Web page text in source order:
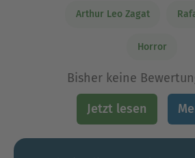
Arthur Leo Zagat
Horror
Bisher keine
Jetzt lesen